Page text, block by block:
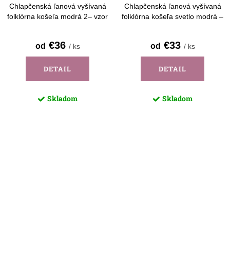
Chlapčenská ľanová vyšívaná
folklórna košeľa modrá 2– vzor
od €36 / ks
DETAIL
Skladom
Chlapčenská ľanová vyšívaná
folklórna košeľa svetlo modrá –
od €33 / ks
DETAIL
Skladom